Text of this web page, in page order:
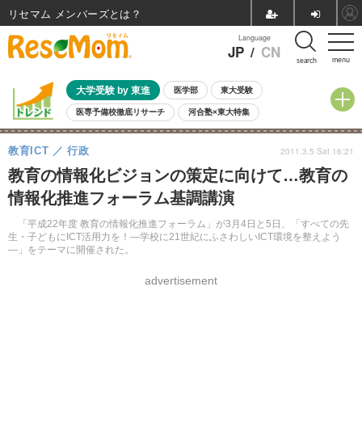
menu
Language
JP / CN search
大学受験 by 東進 医学部 東大受験
医専予備校徹底リサーチ 河合塾×東大特集
親子で考える大学選び 高校受験 中学受験 小学校受験
共通テスト 夏休み
8月開催イベント・WS 全国公立高校 過去問 人気記事
自由研究教材（小学生向け） 自由研究教材（中学生向け）
教育の情報化ビジョンの策定に向けて…教育の
情報化推進フォーラム基調講演
「平成22年度 教育の情報化推進フォーラム」が3月4日と5日、「すべての先
生・子どもにICT活用力を！―学校に21世紀にふさわしいICT環境を整えよう
―」をテーマに開催された。
教育ICT 行政
advertisement
2011.3.5 Sat 16:21
リセマム メンバーズ